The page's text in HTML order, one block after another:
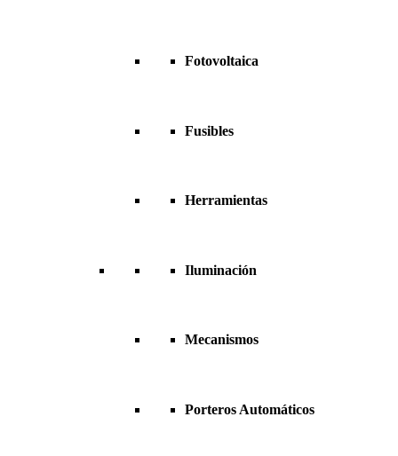
Fotovoltaica
Fusibles
Herramientas
Iluminación
Mecanismos
Porteros Automáticos